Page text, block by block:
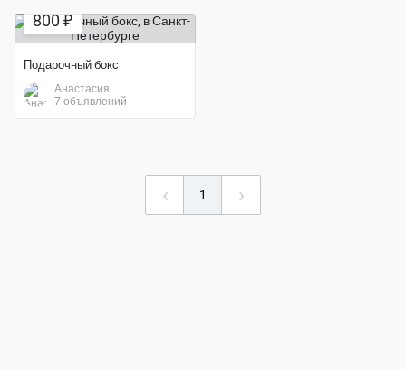
800 ₽
Подарочный бокс
Анастасия
7 объявлений
‹ 1 ›